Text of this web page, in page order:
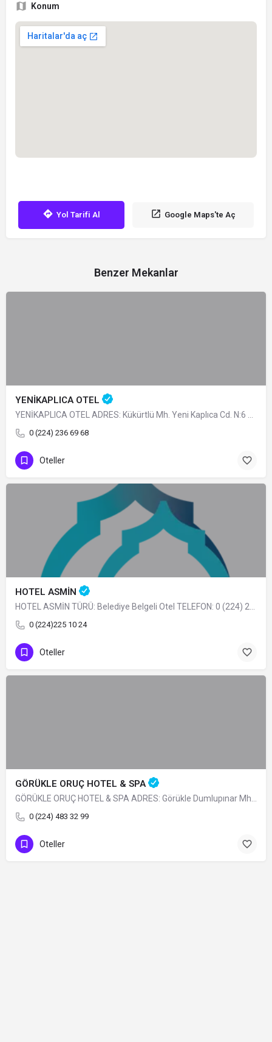
Konum
Yol Tarifi Al Google Maps'te Aç
Benzer Mekanlar
YENİKAPLICA OTEL
0 (224) 236 69 68
Oteller
HOTEL ASMİN
0 (224)225 10 24
Oteller
GÖRÜKLE ORUÇ HOTEL & SPA
0 (224) 483 32 99
Oteller